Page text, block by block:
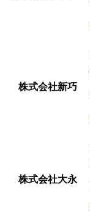
株式会社新巧
株式会社大永